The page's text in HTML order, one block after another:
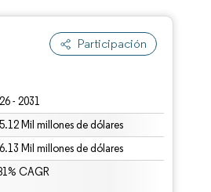
Participación
- 2031
Mil millones de dólares
Mil millones de dólares
CAGR